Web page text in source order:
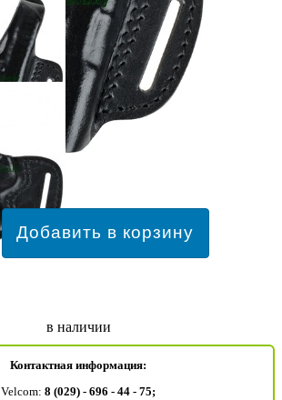
в наличии
Контактная информация:
Velcom: 8 (029) - 696 - 44 - 75;